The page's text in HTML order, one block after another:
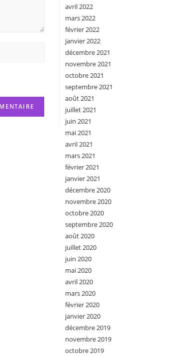
avril 2022
mars 2022
février 2022
janvier 2022
décembre 2021
novembre 2021
octobre 2021
septembre 2021
août 2021
juillet 2021
juin 2021
mai 2021
avril 2021
mars 2021
février 2021
janvier 2021
décembre 2020
novembre 2020
octobre 2020
septembre 2020
août 2020
juillet 2020
juin 2020
mai 2020
avril 2020
mars 2020
février 2020
janvier 2020
décembre 2019
novembre 2019
octobre 2019